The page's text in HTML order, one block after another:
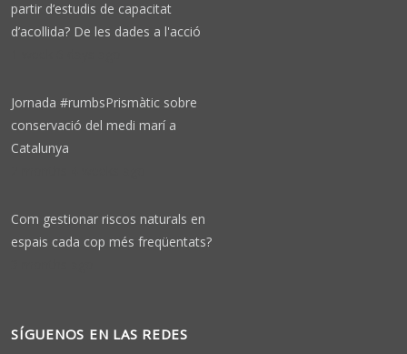
partir d’estudis de capacitat
d’acollida? De les dades a l'acció
Jornada #rumbsPrismàtic sobre
conservació del medi marí a
Catalunya
Com gestionar riscos naturals en
espais cada cop més freqüentats?
SÍGUENOS EN LAS REDES